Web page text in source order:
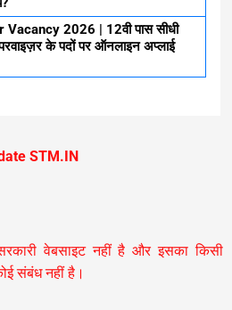
2026 | 12वी पास सीधी
के पदों पर ऑनलाइन अप्लाई
STM.IN
वेबसाइट नहीं है और इसका किसी
संबंध नहीं है।